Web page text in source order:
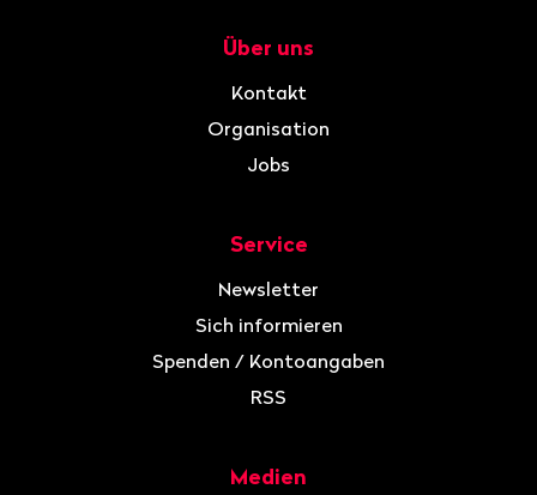
Über uns
Kontakt
Organisation
Jobs
Service
Newsletter
Sich informieren
Spenden / Kontoangaben
RSS
Medien